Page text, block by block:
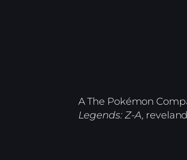
A The Pokémon
Legends: Z-A,